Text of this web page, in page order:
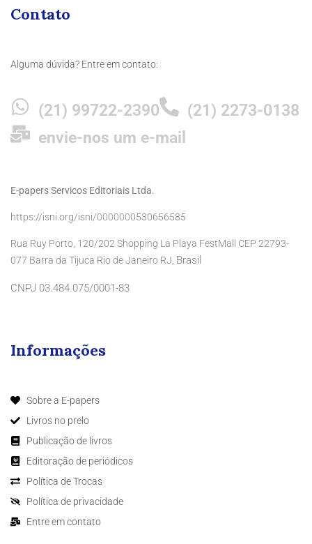
Contato
Alguma dúvida? Entre em contato:
(21) 99722-2390
(21) 2273-0138
envie-nos um e-mail
E-papers Servicos Editoriais Ltda.
https://isni.org/isni/0000000530656585
Rua Ruy Porto, 120/202 Shopping La Playa FestMall CEP 22793-
077 Barra da Tijuca Rio de Janeiro RJ, Brasil
CNPJ 03.484.075/0001-83
Informações
Sobre a E-papers
Livros no prelo
Publicação de livros
Editoração de periódicos
Política de Trocas
Política de privacidade
Entre em contato